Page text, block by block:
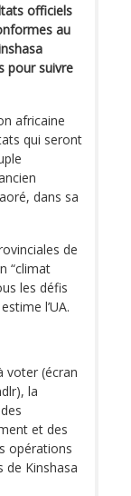
officiels
au
pour suivre
africaine
qui seront
dans sa
de
“climat
les défis
l’UA.
voter (écran
la
et des
opérations
de Kinshasa